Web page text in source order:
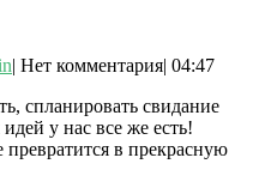
| Нет комментария| 04:47
спланировать свидание
у нас все же есть!
в прекрасную